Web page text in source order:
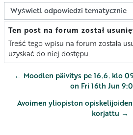
Sposób wyświetlania
Ten post na forum został
Liczba odpowiedzi: 0
Treść tego wpisu na forum została
uzyskać do niej dostępu.
← Moodlen päivitys pe 16.6. klo
on Fri 16th Jun
Avoimen yliopiston
korjattu →